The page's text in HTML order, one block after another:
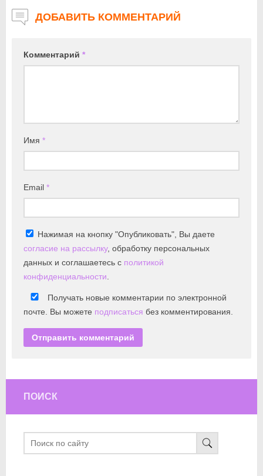
ДОБАВИТЬ КОММЕНТАРИЙ
Комментарий *
Имя *
Email *
Нажимая на кнопку "Опубликовать", Вы даете
согласие на рассылку, обработку персональных
данных и соглашаетесь с политикой
конфиденциальности
Получать новые комментарии по электронной
почте. Вы можете подписаться без комментирования.
ПОИСК